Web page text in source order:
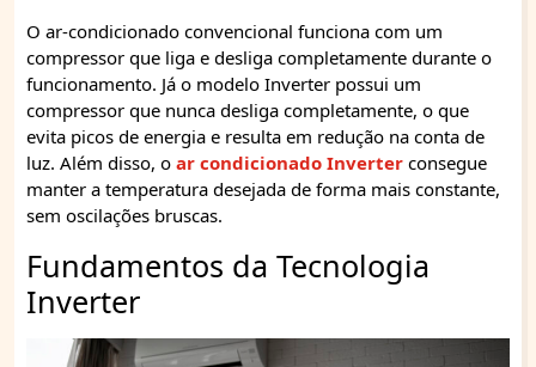
O ar-condicionado convencional funciona com um
compressor que liga e desliga completamente durante o
funcionamento. Já o modelo Inverter possui um
compressor que nunca desliga completamente, o que
evita picos de energia e resulta em redução na conta de
luz. Além disso, o ar condicionado Inverter consegue
manter a temperatura desejada de forma mais constante,
sem oscilações bruscas.
Fundamentos da Tecnologia
Inverter